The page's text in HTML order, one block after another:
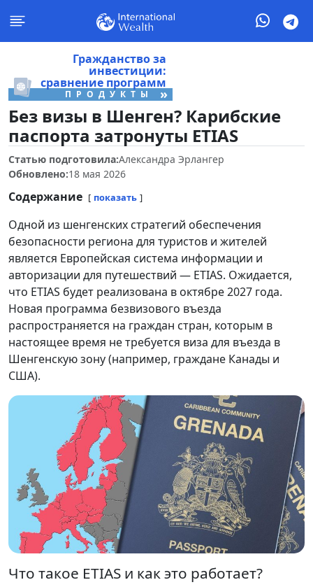
Гражданство за
инвестиции:
сравнение программ
ПРОДУКТЫ »
Без визы в Шенген? Карибские
паспорта затронуты ETIAS
Статью подготовила:Александра Эрлангер
Обновлено:18 мая 2026
Содержание показать
Одной из шенгенских стратегий обеспечения
безопасности региона для туристов и жителей
является Европейская система информации и
авторизации для путешествий — ETIAS. Ожидается,
что ETIAS будет реализована в октябре 2027 года.
Новая программа безвизового въезда
распространяется на граждан стран, которым в
настоящее время не требуется виза для въезда в
Шенгенскую зону (например, граждане Канады и
США).
Что такое ETIAS и как это работает?